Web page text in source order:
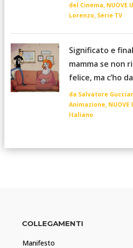
del Cinema, NUOVE
Lorenzo, Serie TV
Significato e
mamma se non
felice, ma c’ho
da Salvatore
Animazione, NUOVE
Italiano
COLLEGAMENTI
Manifesto